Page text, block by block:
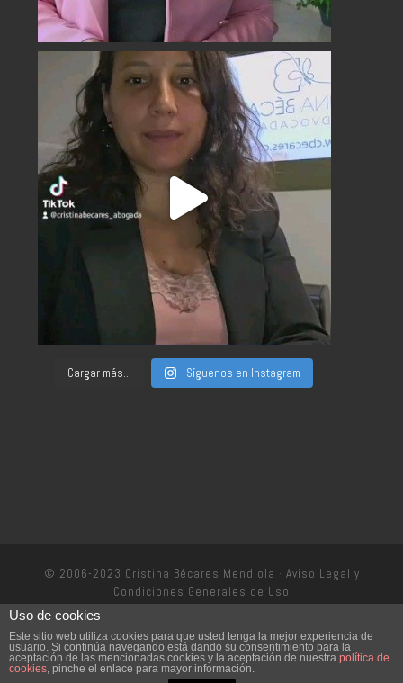
Cargar más... Síguenos en Instagram
© 2006-2023 Cristina Bécares Mendiola · Aviso Legal y
Condiciones Generales de Uso
Uso de cookies
Este sitio web utiliza cookies para que usted tenga la mejor experiencia de
usuario. Si continúa navegando está dando su consentimiento para la
aceptación de las mencionadas cookies y la aceptación de nuestra política de
cookies, pinche el enlace para mayor información.